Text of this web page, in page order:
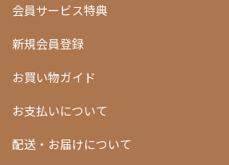
会員サービス特典
新規会員登録
お買い物ガイド
お支払いについて
配送・お届けについて